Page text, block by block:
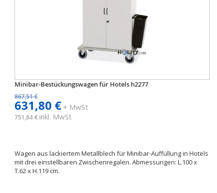
Minibar-Bestückungswagen für Hotels h2277
867,51 €
631,80 €+ MwSt
751,84 € inkl. MwSt
Wagen aus lackiertem Metallblech für Minibar-Auffüllung in Hotels
mit drei einstellbaren Zwischenregalen. Abmessungen: L.100 x
T.62 x H.119 cm.